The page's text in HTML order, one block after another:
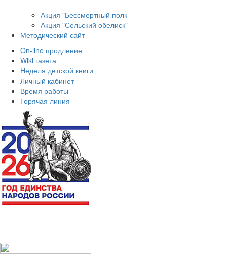
Акция "Бессмертный полк
Акция "Сельский обелиск"
Методический сайт
On-line продление
Wiki газета
Неделя детской книги
Личный кабинет
Время работы
Горячая линия